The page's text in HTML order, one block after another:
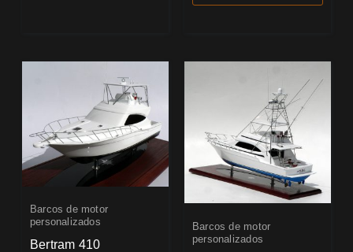
Barcos de motor
personalizados
Bertram 410
Barcos de motor
personalizados